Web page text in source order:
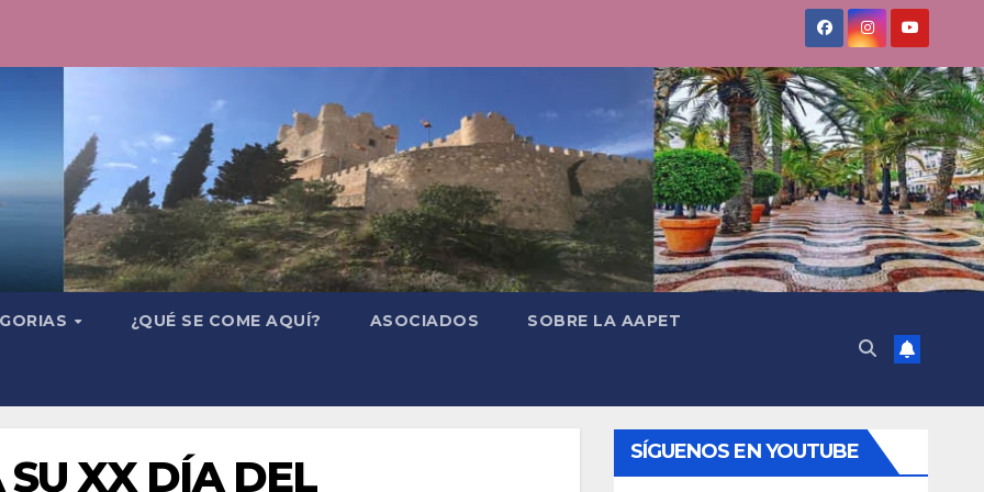
¿QUÉ SE COME AQUÍ? ASOCIADOS SOBRE LA AAPET
SU XX DÍA DEL
SÍGUENOS EN YOUTUBE